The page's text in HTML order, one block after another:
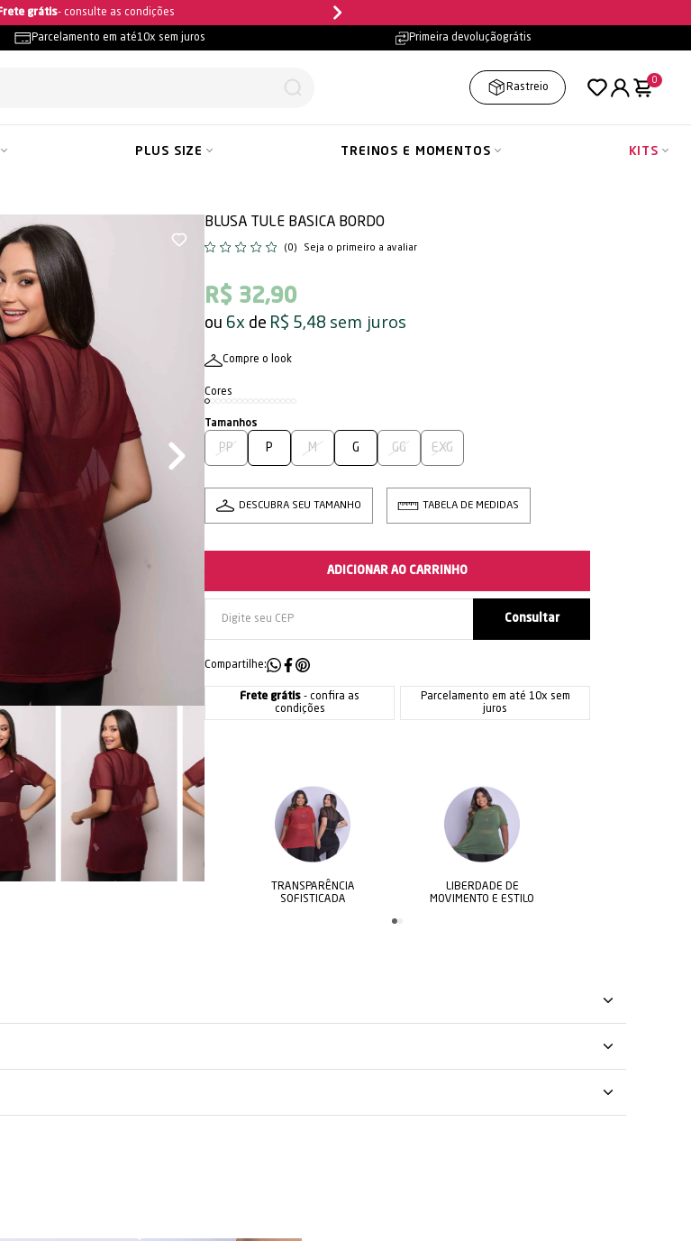
Ganhe 5% OFF na primeira compra
Parcelamento em até10x sem juros Primeira devoluçãográtis
Rastreio
0
PLUS SIZE TREINOS E MOMENTOS KITS
BLUSA TULE BASICA BORDO
(0) Seja o primeiro a avaliar
R$ 32,90
6x R$ 5,48 sem juros
Compre o look
PP P M G GG EXG
DESCUBRA SEU TAMANHO TABELA DE MEDIDAS
ADICIONAR AO CARRINHO
Compartilhe:
Frete grátis - confira as
condições
Parcelamento em até 10x sem
juros
LIBERDADE DE
MOVIMENTO E ESTILO
FRESCOR O DIA TODO